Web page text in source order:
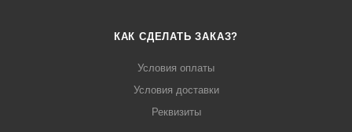
КАК СДЕЛАТЬ ЗАКАЗ?
Условия оплаты
Условия доставки
Реквизиты